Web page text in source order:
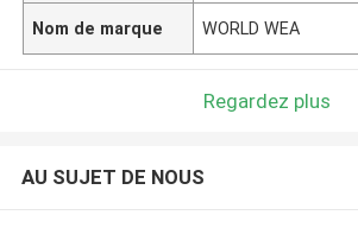
Nom de marque WORLD WEA
Regardez plus
AU SUJET DE NOUS